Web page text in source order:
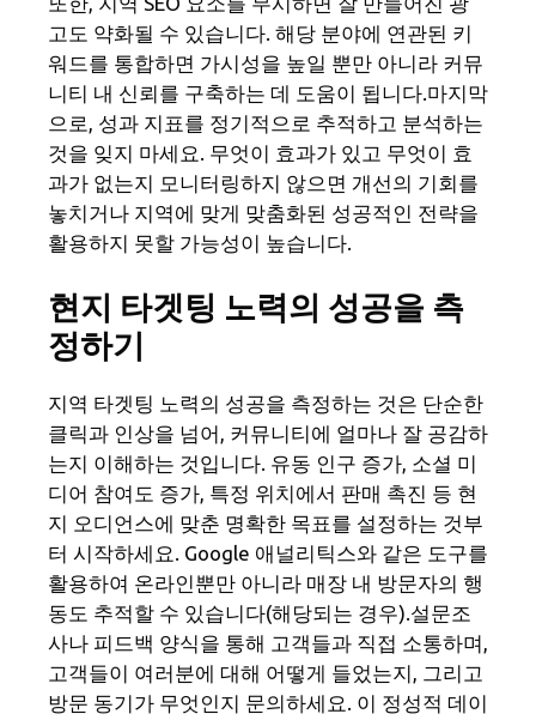
고도 약화될 수 있습니다. 해당 분야에 연관된 키
워드를 통합하면 가시성을 높일 뿐만 아니라 커뮤
니티 내 신뢰를 구축하는 데 도움이 됩니다.마지막
으로, 성과 지표를 정기적으로 추적하고 분석하는
것을 잊지 마세요. 무엇이 효과가 있고 무엇이 효
과가 없는지 모니터링하지 않으면 개선의 기회를
놓치거나 지역에 맞게 맞춤화된 성공적인 전략을
활용하지 못할 가능성이 높습니다.
현지 타겟팅 노력의 성공을 측
정하기
지역 타겟팅 노력의 성공을 측정하는 것은 단순한
클릭과 인상을 넘어, 커뮤니티에 얼마나 잘 공감하
는지 이해하는 것입니다. 유동 인구 증가, 소셜 미
디어 참여도 증가, 특정 위치에서 판매 촉진 등 현
지 오디언스에 맞춘 명확한 목표를 설정하는 것부
터 시작하세요. Google 애널리틱스와 같은 도구를
활용하여 온라인뿐만 아니라 매장 내 방문자의 행
동도 추적할 수 있습니다(해당되는 경우).설문조
사나 피드백 양식을 통해 고객들과 직접 소통하며,
고객들이 여러분에 대해 어떻게 들었는지, 그리고
방문 동기가 무엇인지 문의하세요. 이 정성적 데이